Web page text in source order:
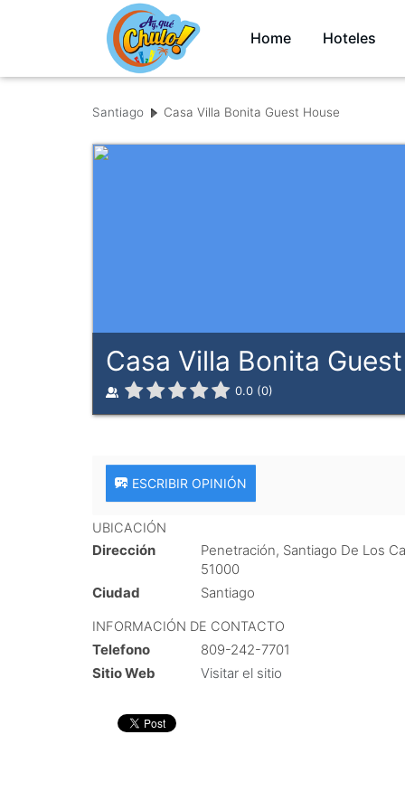
Home Hoteles
Santiago Casa Villa Bonita Guest House
Casa Villa Bonita
0.0 (0)
ESCRIBIR OPINIÓN
UBICACIÓN
Dirección
Penetración, Santiago De Los
51000
Ciudad
Santiago
INFORMACIÓN DE CONTACTO
Telefono
809-242-7701
Sitio Web
Visitar el sitio